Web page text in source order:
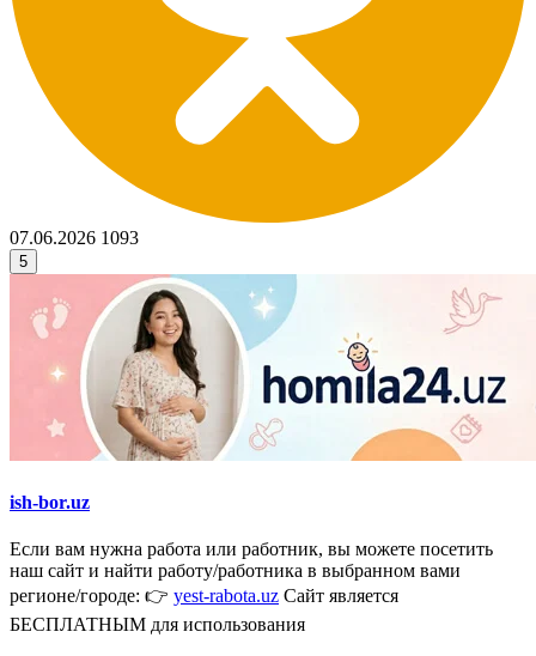
07.06.2026 1093
5
ish-bor.uz
Если вам нужна работа или работник, вы можете посетить
наш сайт и найти работу/работника в выбранном вами
регионе/городе: 👉 yest-rabota.uz Сайт является
БЕСПЛАТНЫМ для использования